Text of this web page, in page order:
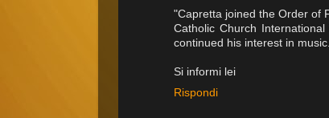
"Capretta joined the Order of
Catholic Church
con­tin­ued his inter­est in
Si informi lei
Rispondi